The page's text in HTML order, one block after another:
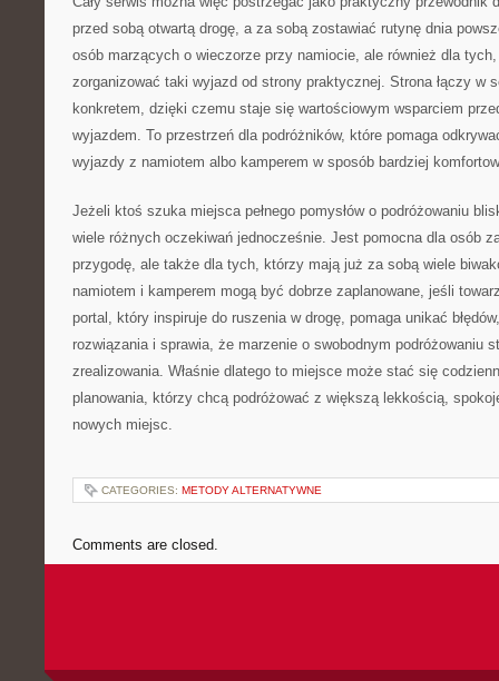
przed sobą otwartą drogę, a za sobą zostawiać rutynę dnia
osób marzących o wieczorze przy namiocie, ale również dla
zorganizować taki wyjazd od strony praktycznej. Strona łączy w
konkretem, dzięki czemu staje się wartościowym wsparciem
wyjazdem. To przestrzeń dla podróżników, które pomaga
wyjazdy z namiotem albo kamperem w sposób bardziej
Jeżeli ktoś szuka miejsca pełnego pomysłów o podróżowaniu
wiele różnych oczekiwań jednocześnie. Jest pomocna dla osób
przygodę, ale także dla tych, którzy mają już za sobą wiele
namiotem i kamperem mogą być dobrze zaplanowane, jeśli
portal, który inspiruje do ruszenia w drogę, pomaga unikać
rozwiązania i sprawia, że marzenie o swobodnym podróżowaniu
zrealizowania. Właśnie dlatego to miejsce może stać się
planowania, którzy chcą podróżować z większą lekkością,
nowych miejsc.
CATEGORIES: METODY ALTERNATYWNE
Comments are closed.